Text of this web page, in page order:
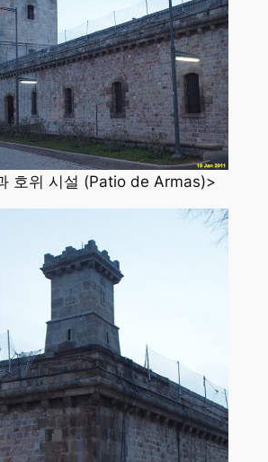
호위 시설 (Patio de Armas)>